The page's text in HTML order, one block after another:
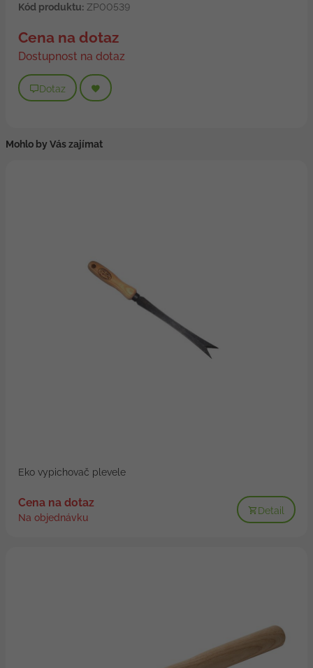
Kód produktu:ZP00539
Cena na dotaz
Dostupnost na dotaz
Dotaz
Mohlo by Vás zajímat
Eko vypichovač plevele
Cena na dotaz
Na objednávku
Detail